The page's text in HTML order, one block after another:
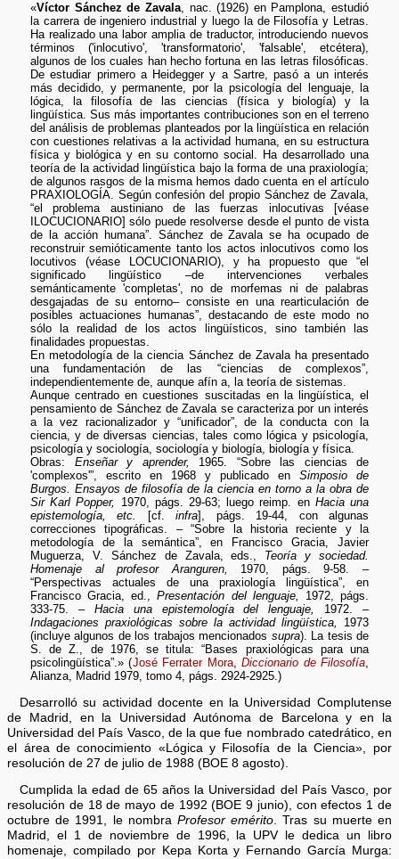
«Víctor Sánchez de Zavala, nac. (1926) en Pamplona, estudió
la carrera de ingeniero industrial y luego la de Filosofía y Letras.
Ha realizado una labor amplia de traductor, introduciendo nuevos
términos ('inlocutivo', 'transformatorio', 'falsable', etcétera),
algunos de los cuales han hecho fortuna en las letras filosóficas.
De estudiar primero a Heidegger y a Sartre, pasó a un interés
más decidido, y permanente, por la psicología del lenguaje, la
lógica, la filosofía de las ciencias (física y biología) y la
lingüística. Sus más importantes contribuciones son en el terreno
del análisis de problemas planteados por la lingüística en relación
con cuestiones relativas a la actividad humana, en su estructura
física y biológica y en su contorno social. Ha desarrollado una
teoría de la actividad lingüística bajo la forma de una praxiología;
de algunos rasgos de la misma hemos dado cuenta en el artículo
PRAXIOLOGÍA. Según confesión del propio Sánchez de Zavala,
“el problema austiniano de las fuerzas inlocutivas [véase
ILOCUCIONARIO] sólo puede resolverse desde el punto de vista
de la acción humana”. Sánchez de Zavala se ha ocupado de
reconstruir semióticamente tanto los actos inlocutivos como los
locutivos (véase LOCUCIONARIO), y ha propuesto que “el
significado lingüístico –de intervenciones verbales
semánticamente 'completas', no de morfemas ni de palabras
desgajadas de su entorno– consiste en una rearticulación de
posibles actuaciones humanas”, destacando de este modo no
sólo la realidad de los actos lingüísticos, sino también las
finalidades propuestas.
En metodología de la ciencia Sánchez de Zavala ha presentado
una fundamentación de las “ciencias de complexos”,
independientemente de, aunque afín a, la teoría de sistemas.
Aunque centrado en cuestiones suscitadas en la lingüística, el
pensamiento de Sánchez de Zavala se caracteriza por un interés
a la vez racionalizador y “unificador”, de la conducta con la
ciencia, y de diversas ciencias, tales como lógica y psicología,
psicología y sociología, sociología y biología, biología y física.
Obras: Enseñar y aprender,
1965. “Sobre las ciencias de
'complexos'”, escrito en 1968 y publicado enSimposio de
Burgos. Ensayos de filosofía de la ciencia en torno a la obra de
Sir Karl Popper,
1970, págs. 29-63; luego reimp. en Hacia una
epistemología, etc.
[cf.infra], págs. 19-44, con algunas
correcciones tipográficas. – “Sobre la historia reciente y la
metodología de la semántica”, en Francisco Gracia, Javier
Muguerza, V. Sánchez de Zavala, eds., Teoría y sociedad.
Homenaje al profesor Aranguren,
1970, págs. 9-58. –
“Perspectivas actuales de una praxiología lingüística”, en
Francisco Gracia, ed.,Presentación del lenguaje,
1972, págs.
333-75. – Hacia una epistemología del lenguaje,
1972. –
Indagaciones praxiológicas sobre la actividad lingüística,
1973
(incluye algunos de los trabajos mencionados supra). La tesis de
S. de Z., de 1976, se titula: “Bases praxiológicas para una
psicolingüística”.» (José Ferrater Mora,Diccionario de Filosofía,
Alianza, Madrid 1979, tomo 4, págs. 2924-2925.)
Desarrolló su actividad docente en la Universidad Complutense
de Madrid, en la Universidad Autónoma de Barcelona y en la
Universidad del País Vasco, de la que fue nombrado catedrático, en
el área de conocimiento «Lógica y Filosofía de la Ciencia», por
resolución de 27 de julio de 1988 (BOE 8 agosto).
Cumplida la edad de 65 años la Universidad del País Vasco, por
resolución de 18 de mayo de 1992 (BOE 9 junio), con efectos 1 de
octubre de 1991, le nombra Profesor emérito. Tras su muerte en
Madrid, el 1 de noviembre de 1996, la UPV le dedica un libro
homenaje, compilado por Kepa Korta y Fernando García Murga: